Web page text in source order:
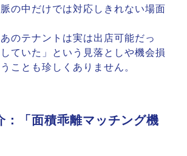
の中だけでは対応しきれない場面
のテナントは実は出店可能だっ
ていた」という見落としや機会損
ことも珍しくありません。
：「面積乖離マッチング機